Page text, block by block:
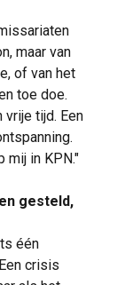
maar van
of van het
toe doe.
vrije tijd. Een
mij in KPN."
gesteld,
één
crisis